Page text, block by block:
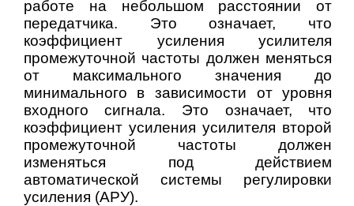
работе на небольшом расстоянии от
передатчика. Это означает, что
коэффициент усиления усилителя
промежуточной частоты должен меняться
от максимального значения до
минимального в зависимости от уровня
входного сигнала. Это означает, что
коэффициент усиления усилителя второй
промежуточной частоты должен
изменяться под действием
автоматической системы регулировки
усиления (АРУ).